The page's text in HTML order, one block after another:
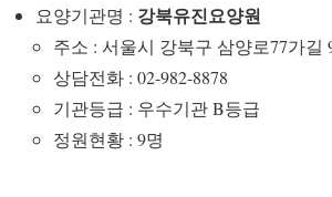
요양기관명 : 강북유진요양원
주소 : 서울시 강북구 삼양로77가길
상담전화 : 02-982-8878
기관등급 : 우수기관 B등급
정원현황 : 9명